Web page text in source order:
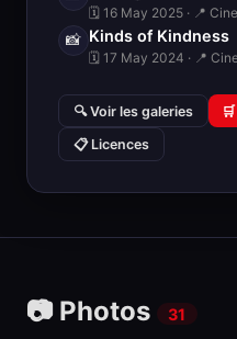
🗓 16 May 2025 · 📍
📸 Kinds of Kindness
🗓 17 May 2024 · 📍
🔍 Voir les galeries
📋 Licences
📷 Photos 31